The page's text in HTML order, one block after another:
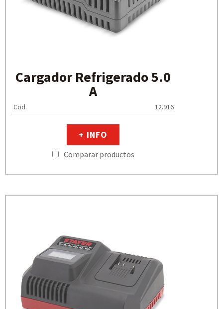
Cargador Refrigerado 5.0
A
Cod. 12.916
+ INFO
Comparar productos